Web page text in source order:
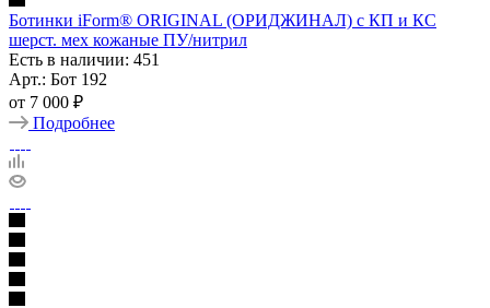
Ботинки iForm® ORIGINAL (ОРИДЖИНАЛ) с КП и КС
шерст. мех кожаные ПУ/нитрил
Есть в наличии: 451
Арт.: Бот 192
от 7 000 ₽
Подробнее